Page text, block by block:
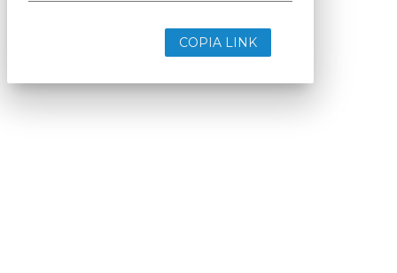
COPIA LINK